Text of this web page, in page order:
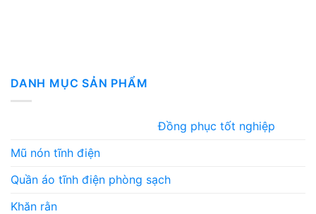
DANH MỤC SẢN PHẨM
Đồng phục tốt nghiệp
Mũ nón tĩnh điện
Quần áo tĩnh điện phòng sạch
Khăn rằn